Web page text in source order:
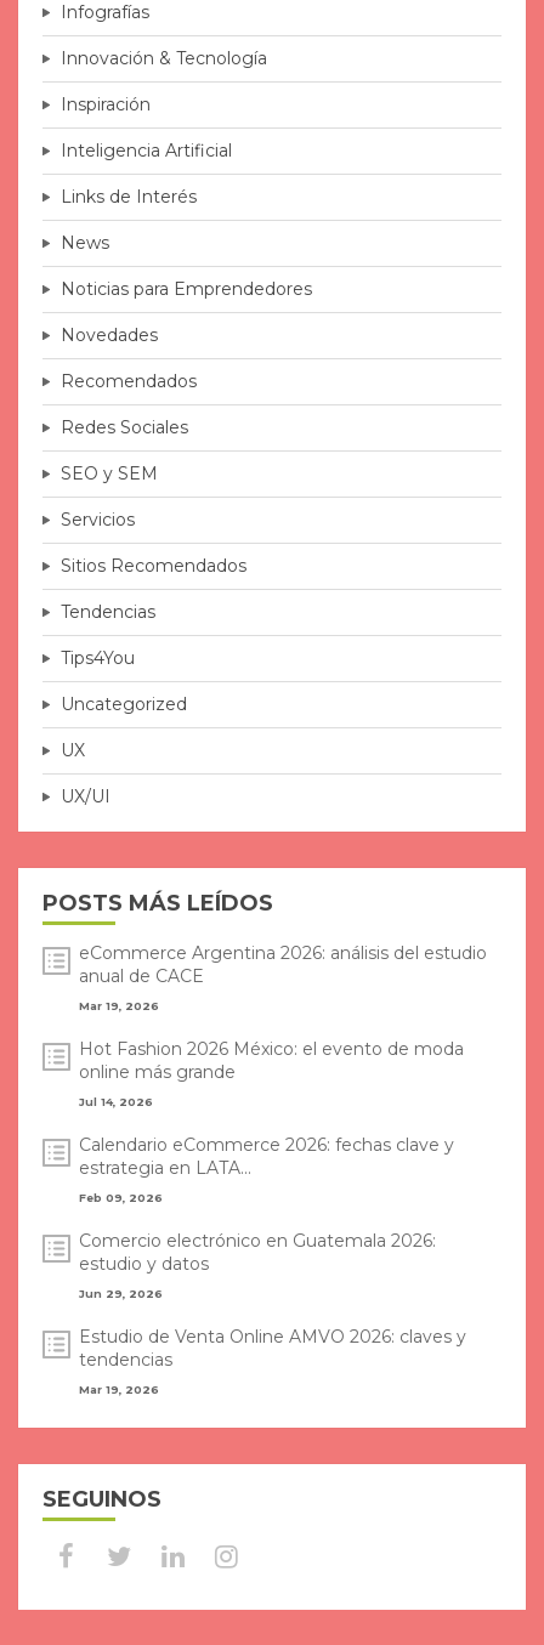
Infografías
Innovación & Tecnología
Inspiración
Inteligencia Artificial
Links de Interés
News
Noticias para Emprendedores
Novedades
Recomendados
Redes Sociales
SEO y SEM
Servicios
Sitios Recomendados
Tendencias
Tips4You
Uncategorized
UX
UX/UI
POSTS MÁS LEÍDOS
eCommerce Argentina 2026: análisis del estudio
anual de CACE
Mar 19, 2026
Hot Fashion 2026 México: el evento de moda
online más grande
Jul 14, 2026
Calendario eCommerce 2026: fechas clave y
estrategia en LATA...
Feb 09, 2026
Comercio electrónico en Guatemala 2026:
estudio y datos
Jun 29, 2026
Estudio de Venta Online AMVO 2026: claves y
tendencias
Mar 19, 2026
SEGUINOS